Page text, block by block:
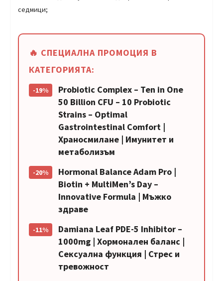
седмици;
🔥 СПЕЦИАЛНА ПРОМОЦИЯ В
КАТЕГОРИЯТА:
-19%
Probiotic Complex – Ten in One
50 Billion CFU – 10 Probiotic
Strains – Optimal
Gastrointestinal Comfort |
Храносмилане | Имунитет и
метаболизъм
-20%
Hormonal Balance Adam Pro |
Biotin + MultiMen’s Day –
Innovative Formula | Мъжко
здраве
-11%
Damiana Leaf PDE-5 Inhibitor –
1000mg | Хормонален баланс |
Сексуална функция | Стрес и
тревожност